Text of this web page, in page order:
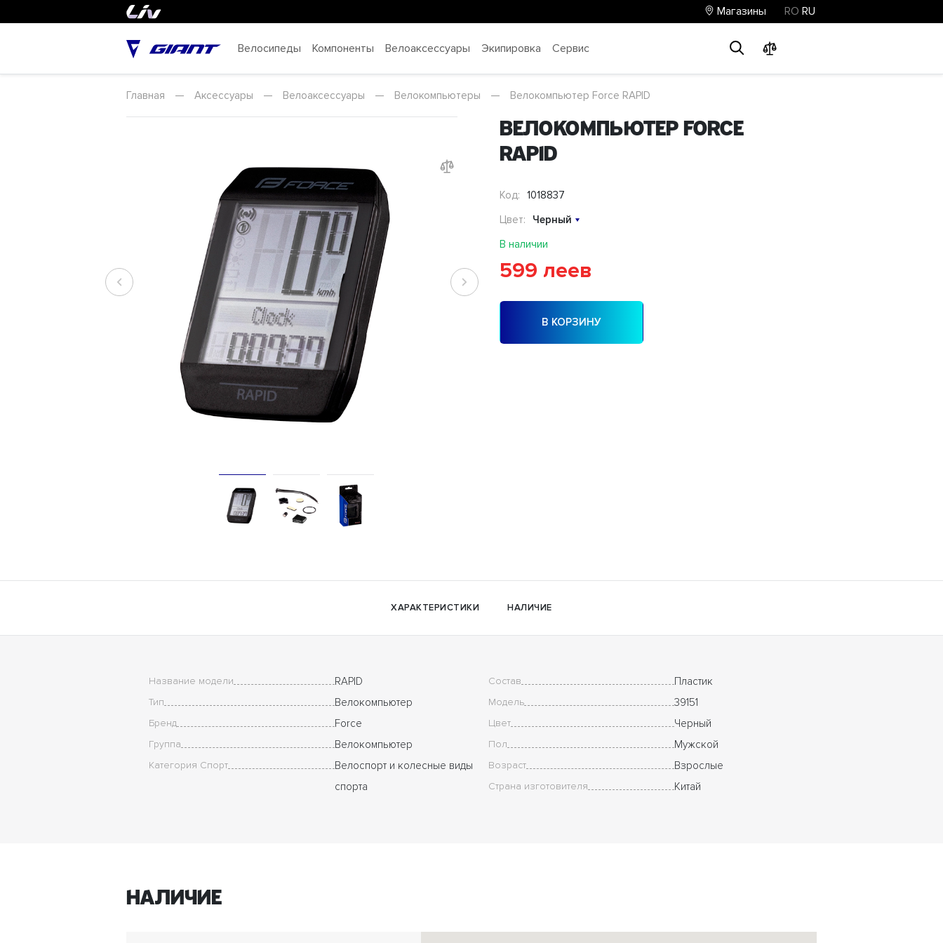
Магазины RO RU
Велосипеды Компоненты Велоаксессуары Экипировка Сервис
Главная — Аксессуары — Велоаксессуары — Велокомпьютеры — Велокомпьютер Force RAPID
Велокомпьютер Force
RAPID
Код:
1018837
Цвет:
Черный
В наличии
599 леев
В КОРЗИНУ
ХАРАКТЕРИСТИКИ НАЛИЧИЕ
Название модели RAPID
Тип Велокомпьютер
Бренд Force
Группа Велокомпьютер
Категория Спорт
Велоспорт и колесные виды
спорта
Состав Пластик
Модель 39151
Цвет Черный
Пол Мужской
Возраст Взрослые
Страна изготовителя Китай
Наличие